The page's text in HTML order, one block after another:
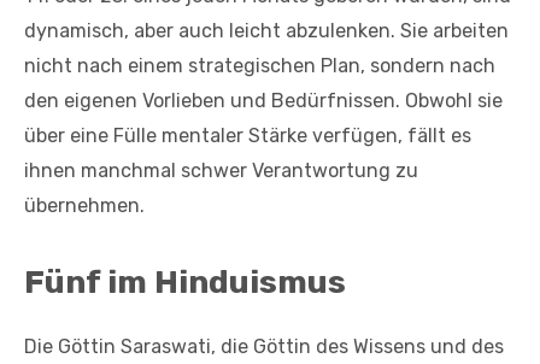
dynamisch, aber auch leicht abzulenken. Sie arbeiten
nicht nach einem strategischen Plan, sondern nach
den eigenen Vorlieben und Bedürfnissen. Obwohl sie
über eine Fülle mentaler Stärke verfügen, fällt es
ihnen manchmal schwer Verantwortung zu
übernehmen.
Fünf im Hinduismus
Die Göttin Saraswati, die Göttin des Wissens und des